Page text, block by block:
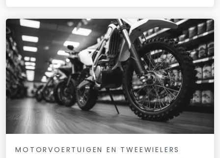
MOTORVOERTUIGEN EN TWEEWIELERS